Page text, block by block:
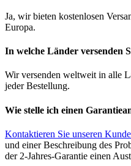
Ja, wir bieten kostenlosen
Europa.
In welche Länder versenden
Wir versenden weltweit in alle
jeder Bestellung.
Wie stelle ich einen
Kontaktieren Sie unseren
und einer Beschreibung des
der 2-Jahres-Garantie einen